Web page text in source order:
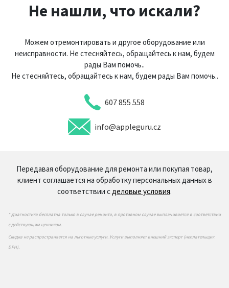
Не нашли, что искали?
Можем отремонтировать и другое оборудование или
неисправности. Не стесняйтесь, обращайтесь к нам, будем
рады Вам помочь..
Не стесняйтесь, обращайтесь к нам, будем рады Вам помочь..
607 855 558
info@appleguru.cz
Передавая оборудование для ремонта или покупая товар,
клиент соглашается на обработку персональных данных в
соответствии сделовые условия.
* Диагностика бесплатна только в случае ремонта, в противном случае выплачивается в соответствии
с действующим ценником.
Скидка не распространяется на льготные услуги. Услуги выполняет внешний эксперт (неплательщик
DPH).